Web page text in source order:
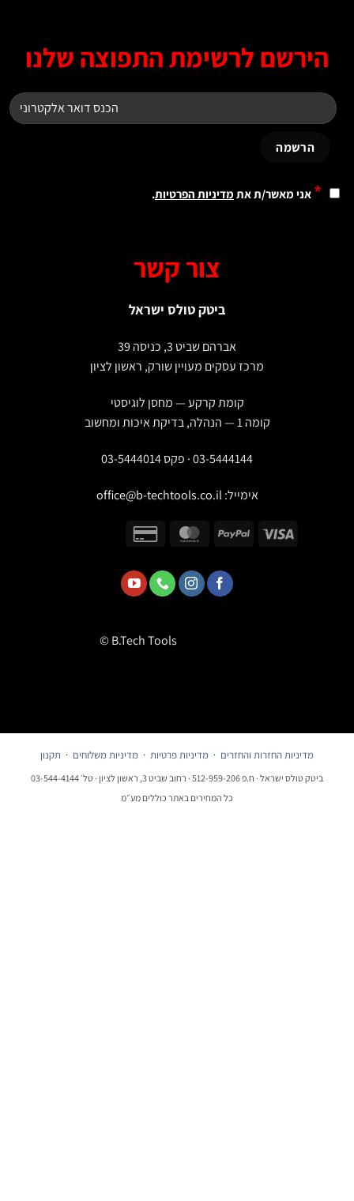
לרשימת התפוצה שלנו
אני מאשר/ת אתמדיניות הפרטיות.
צור קשר
ביטק טולס ישראל
אברהם שביט 3, כניסה 39
מרכז עסקים מעויין שורק, ראשון לציון
קומת קרקע — מחסן לוגיסטי
03-5444144 · פקס 03-5444014
אימייל:office@b-techtools.co.il
© B.Tech Tools
מדיניות החזרות והחזרים ·מדיניות פרטיות·מדיניות משלוחים·תקנון
ביטק טולס ישראל · ח.פ 512-959-206 · רחוב שביט 3, ראשון לציון · טל׳ 03-544-4144
כל המחירים באתר כוללים מע״מ